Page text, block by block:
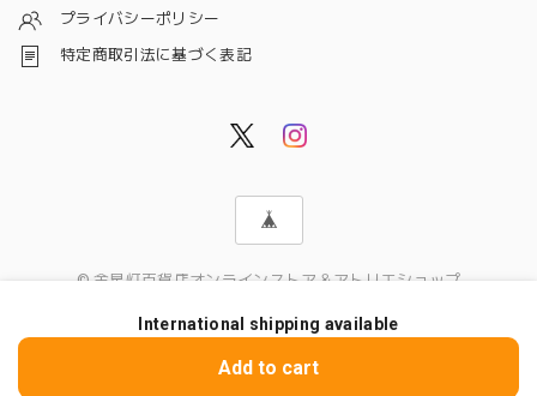
プライバシーポリシー
特定商取引法に基づく表記
© 金星灯百貨店オンラインストア＆アトリエショップ
International shipping available
Add to cart
ショップに質問する